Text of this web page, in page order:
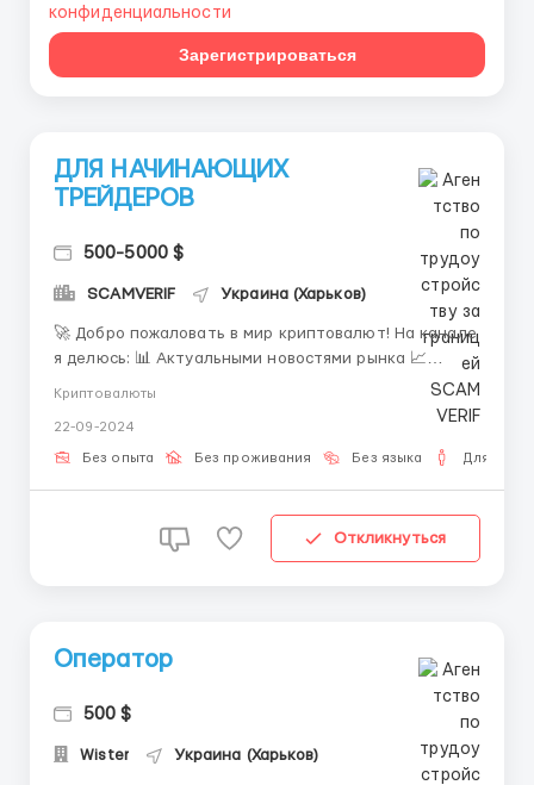
конфиденциальности
Зарегистрироваться
ДЛЯ НАЧИНАЮЩИХ
ТРЕЙДЕРОВ
500-5000 $
SCAMVERIF Украина (Харьков)
🚀 Добро пожаловать в мир криптовалют! На канале
я делюсь: 📊 Актуальными новостями рынка 📈
Полезными советами по трейдингу 💰 Секретами
Готовьтесь к старту марафона по разгону депозита
— я покажу, как безопасно увеличить капитал.
Криптовалюты
22-09-2024
Без опыта Без проживания Без языка Для
Откликнуться
Оператор
500 $
Wister Украина (Харьков)